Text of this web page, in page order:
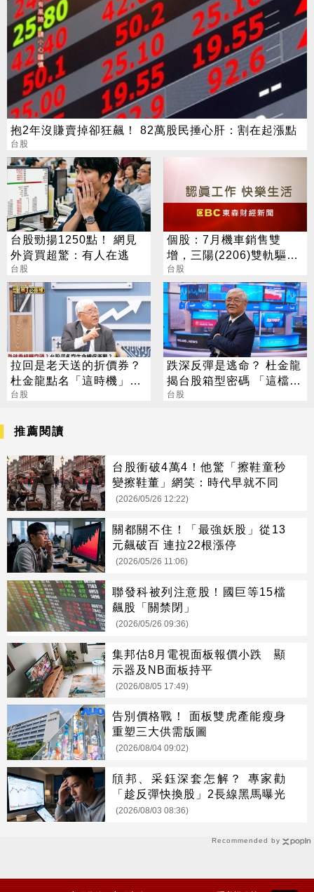
抱2年沒賺賣掉卻狂飆！ 82萬股民捶心肝：割在起漲點
台股
台股勁揚1250點！ 網見
外資買超驚：有人在逃
台股
個股：7月機車銷售雙
增，三陽(2206)雙軌驅動
46.2%市占率居冠
台股
拉回是老天送的折價券？
杜金龍點名「這時機」：
台股衝6萬
台股
跌深反彈是逃命？ 杜金龍
揭台股箱型密碼 「這檔」
手腳要快
台股
Recommended by
推薦閱讀
台股衝破4萬4！他驚「擦鞋童秒
變擦鞋董」網笑：時代早就不同
(2026/05/26 12:22)
關都關不住！「最強妖股」從13
元飆破百 連拉22根漲停
(2026/05/26 11:06)
聯發科被列注意股！國巨等15檔
飆股「關禁閉」
(2026/05/26 09:36)
集邦估8月電視面板報價小跌 顯
示器及NB面板持平
(2026/08/05 17:49)
告別價格戰！ 面板雙虎產能瘦身
重塑三大供需版圖
(2026/08/04 09:02)
頎邦、采鈺深套怎解？ 專家勸
「趁反彈快換股」2長線黑馬曝光
(2026/08/03 08:36)